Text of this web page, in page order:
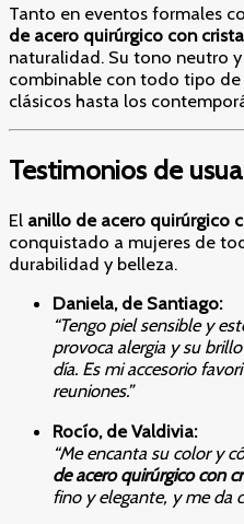
Tanto en eventos formales
de acero quirúrgico con
naturalidad. Su tono neutro
combinable con todo tipo
clásicos hasta los
Testimonios de
El anillo de acero quirúrgico
conquistado a mujeres de
durabilidad y belleza.
Daniela, de Santiago:
“Tengo piel sensible y
provoca alergia y su
día. Es mi accesorio
reuniones.”
Rocío, de Valdivia:
“Me encanta su color y
de acero quirúrgico con
fino y elegante, y me da